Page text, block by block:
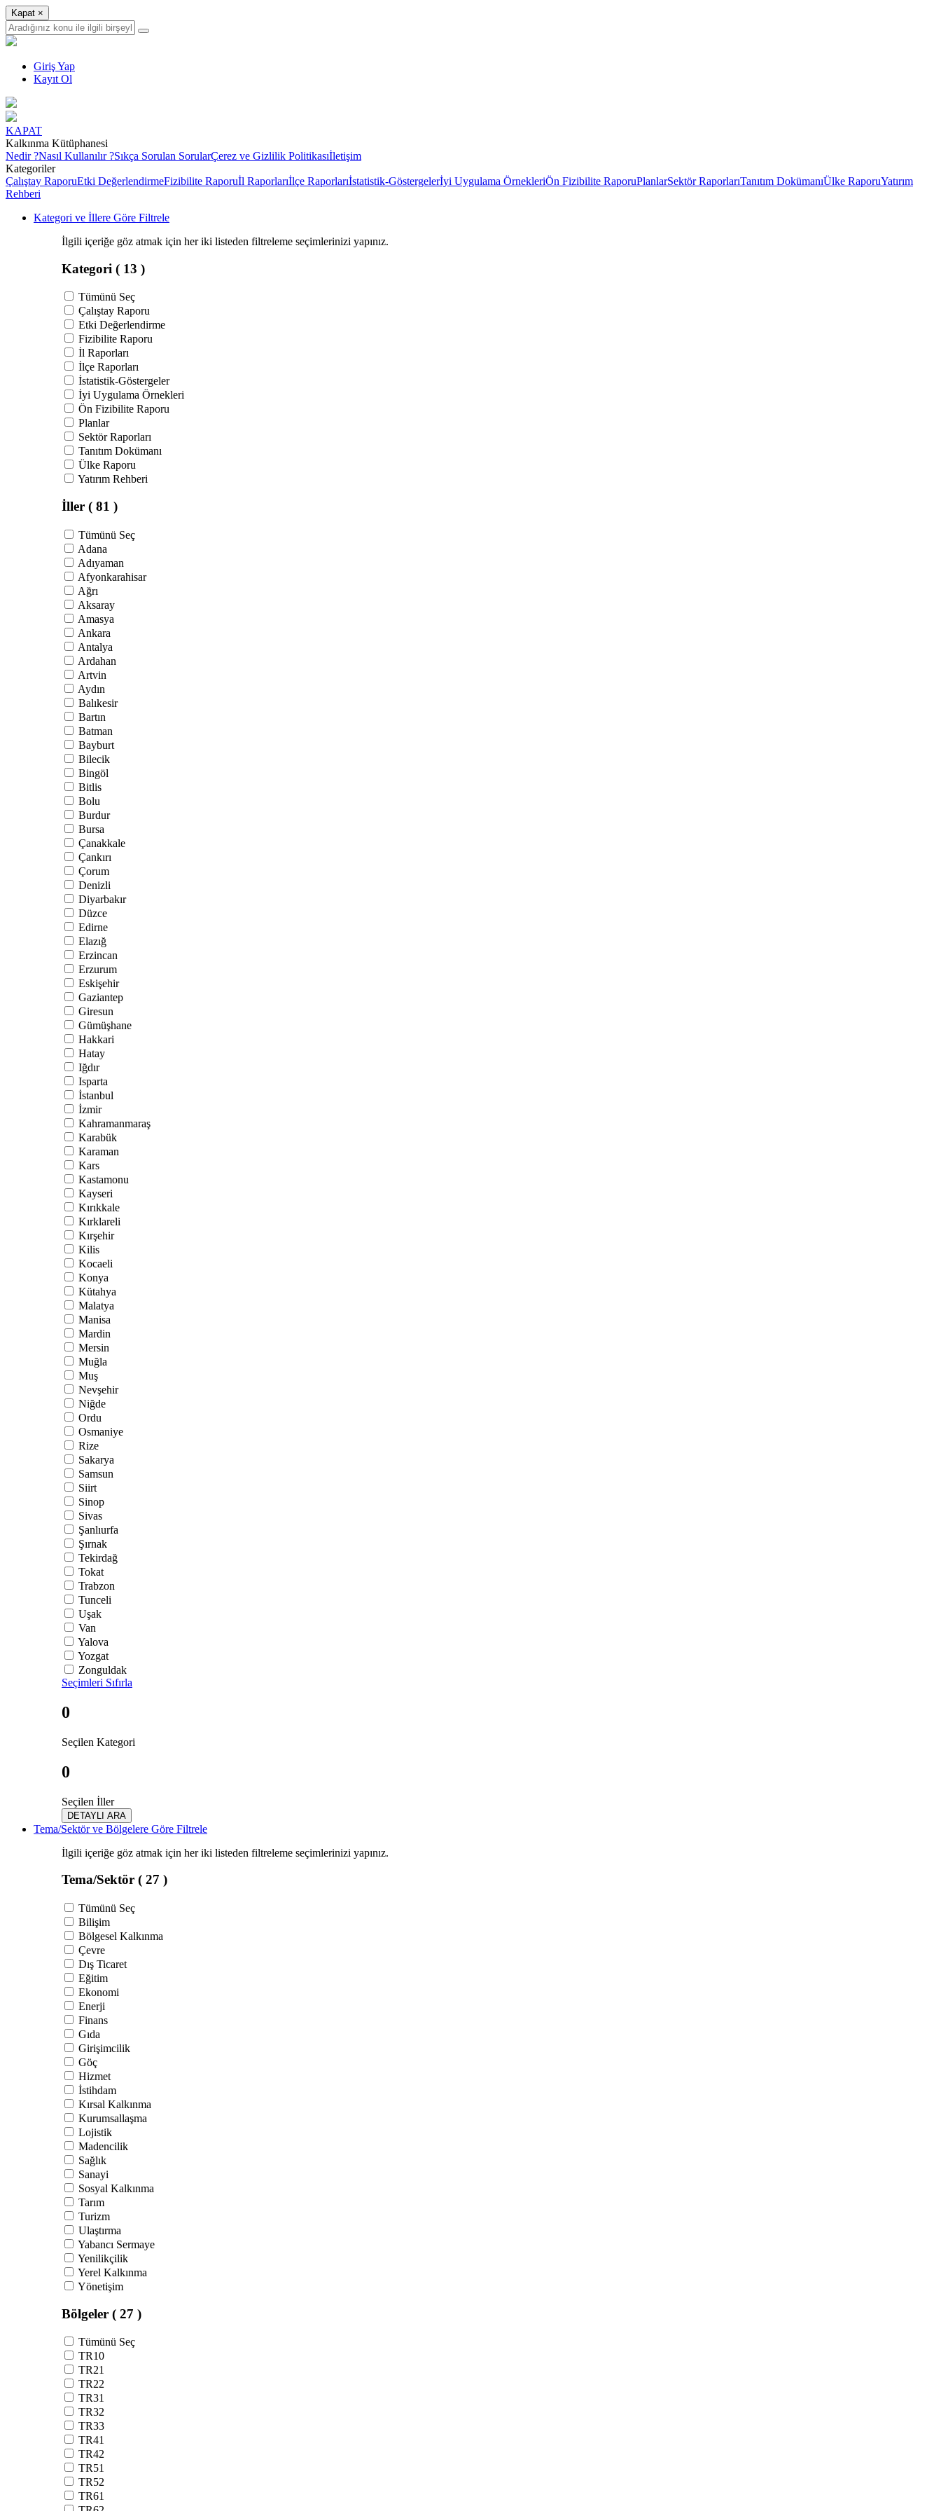
Kapat ×
Giriş Yap
Kayıt Ol
KAPAT
Kalkınma Kütüphanesi
Nedir ?Nasıl Kullanılır ?Sıkça Sorulan SorularÇerez ve Gizlilik Politikasıİletişim
Kategoriler
Çalıştay RaporuEtki DeğerlendirmeFizibilite Raporuİl Raporlarıİlçe Raporlarıİstatistik-Göstergelerİyi Uygulama ÖrnekleriÖn Fizibilite RaporuPlanlarSektör RaporlarıTanıtım DokümanıÜlke RaporuYatırım
Rehberi
Kategori ve İllere Göre Filtrele
İlgili içeriğe göz atmak için her iki listeden filtreleme seçimlerinizi yapınız.
Kategori ( 13 )
Tümünü Seç
Çalıştay Raporu
Etki Değerlendirme
Fizibilite Raporu
İl Raporları
İlçe Raporları
İstatistik-Göstergeler
İyi Uygulama Örnekleri
Ön Fizibilite Raporu
Planlar
Sektör Raporları
Tanıtım Dokümanı
Ülke Raporu
Yatırım Rehberi
İller ( 81 )
Tümünü Seç
Adana
Adıyaman
Afyonkarahisar
Ağrı
Aksaray
Amasya
Ankara
Antalya
Ardahan
Artvin
Aydın
Balıkesir
Bartın
Batman
Bayburt
Bilecik
Bingöl
Bitlis
Bolu
Burdur
Bursa
Çanakkale
Çankırı
Çorum
Denizli
Diyarbakır
Düzce
Edirne
Elazığ
Erzincan
Erzurum
Eskişehir
Gaziantep
Giresun
Gümüşhane
Hakkari
Hatay
Iğdır
Isparta
İstanbul
İzmir
Kahramanmaraş
Karabük
Karaman
Kars
Kastamonu
Kayseri
Kırıkkale
Kırklareli
Kırşehir
Kilis
Kocaeli
Konya
Kütahya
Malatya
Manisa
Mardin
Mersin
Muğla
Muş
Nevşehir
Niğde
Ordu
Osmaniye
Rize
Sakarya
Samsun
Siirt
Sinop
Sivas
Şanlıurfa
Şırnak
Tekirdağ
Tokat
Trabzon
Tunceli
Uşak
Van
Yalova
Yozgat
Zonguldak
Seçimleri Sıfırla
0
Seçilen Kategori
0
Seçilen İller
DETAYLI ARA
Tema/Sektör ve Bölgelere Göre Filtrele
İlgili içeriğe göz atmak için her iki listeden filtreleme seçimlerinizi yapınız.
Tema/Sektör ( 27 )
Tümünü Seç
Bilişim
Bölgesel Kalkınma
Çevre
Dış Ticaret
Eğitim
Ekonomi
Enerji
Finans
Gıda
Girişimcilik
Göç
Hizmet
İstihdam
Kırsal Kalkınma
Kurumsallaşma
Lojistik
Madencilik
Sağlık
Sanayi
Sosyal Kalkınma
Tarım
Turizm
Ulaştırma
Yabancı Sermaye
Yenilikçilik
Yerel Kalkınma
Yönetişim
Bölgeler ( 27 )
Tümünü Seç
TR10
TR21
TR22
TR31
TR32
TR33
TR41
TR42
TR51
TR52
TR61